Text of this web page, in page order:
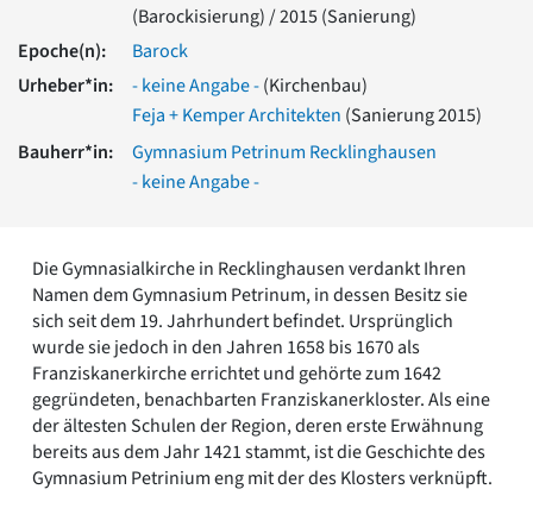
Vorromanik
Römische Antike
Über baukunst-nrw
Freunde & Förderer
Datenschutz
Suchbegriff eingeben
(Barockisierung) / 2015 (Sanierung)
Epoche(n):
Barock
Urheber*in:
- keine Angabe -(Kirchenbau)
Feja + Kemper Architekten (Sanierung 2015)
Bauherr*in:
Gymnasium Petrinum Recklinghausen
- keine Angabe -
Die Gymnasialkirche in Recklinghausen verdankt Ihren
Namen dem Gymnasium Petrinum, in dessen Besitz sie
sich seit dem 19. Jahrhundert befindet. Ursprünglich
wurde sie jedoch in den Jahren 1658 bis 1670 als
Franziskanerkirche errichtet und gehörte zum 1642
gegründeten, benachbarten Franziskanerkloster. Als eine
der ältesten Schulen der Region, deren erste Erwähnung
bereits aus dem Jahr 1421 stammt, ist die Geschichte des
Gymnasium Petrinium eng mit der des Klosters verknüpft.